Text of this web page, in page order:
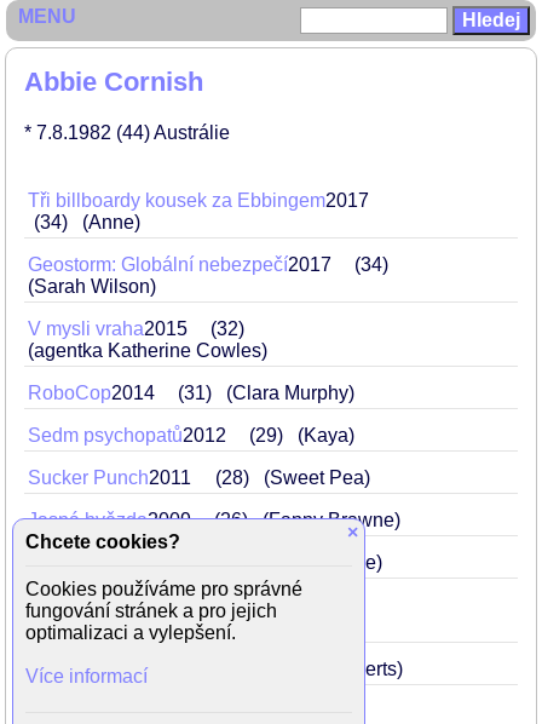
Abbie Cornish
* 7.8.1982 (44)Austrálie
Tři billboardy kousek za Ebbingem2017
34
(Anne)
Geostorm: Globální nebezpečí2017
34
(Sarah Wilson)
V mysli vraha2015
32
(agentka Katherine Cowles)
RoboCop2014 31 (Clara Murphy)
Sedm psychopatů2012 29 (Kaya)
Sucker Punch2011 28 (Sweet Pea)
Jasná hvězda2009 26 (Fanny Brawne)
(Michelle)
Královna Alžběta: Zlatý věk2007
(Elizabeth Throckmorton)
Dobrý ročník2006 (Christie Roberts)
MENU
×
Chcete cookies?
Cookies používáme pro správné
fungování stránek a pro jejich
optimalizaci a vylepšení.
Více informací